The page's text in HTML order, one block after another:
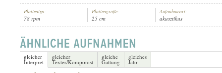
Plattentyp:
78 rpm
Plattengröße:
25 cm
Aufnahmeart:
akusztikus
gleicher
Interpret
gleicher
Texter/Komponist
gleiche
Gattung
gleiches
Jahr